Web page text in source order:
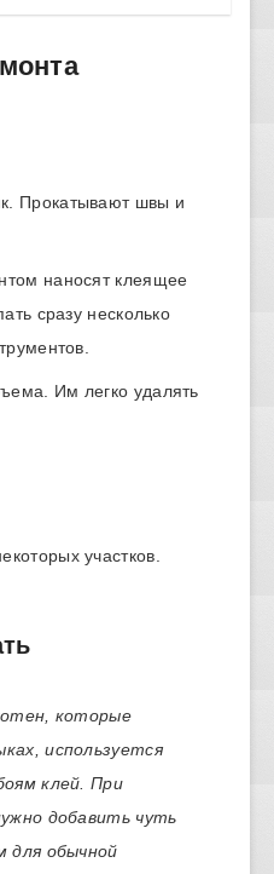
Прокатывают швы и
наносят клеящее
сразу несколько
Им легко удалять
участков.
которые
используется
клей. При
добавить чуть
для обычной